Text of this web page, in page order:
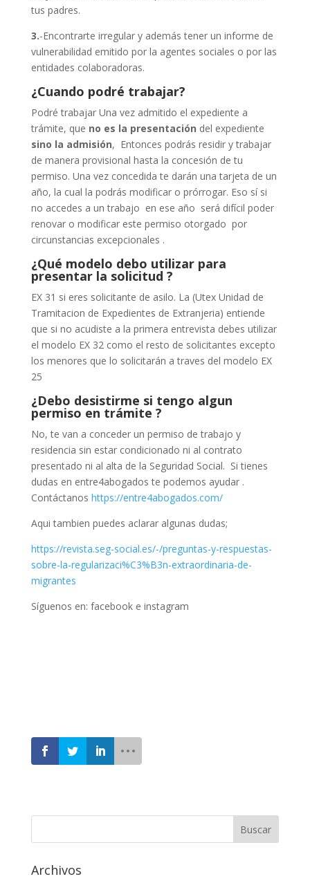
tus padres.
3.-Encontrarte irregular y además tener un informe de
vulnerabilidad emitido por la agentes sociales o por las
entidades colaboradoras.
¿Cuando podré trabajar?
Podré trabajar Una vez admitido el expediente a
trámite, que no es la presentación del expediente
sino la admisión, Entonces podrás residir y trabajar
de manera provisional hasta la concesión de tu
permiso. Una vez concedida te darán una tarjeta de un
año, la cual la podrás modificar o prórrogar. Eso sí si
no accedes a un trabajo en ese año será difícil poder
renovar o modificar este permiso otorgado por
circunstancias excepcionales .
¿Qué modelo debo utilizar para
presentar la solicitud ?
EX 31 si eres solicitante de asilo. La (Utex Unidad de
Tramitacion de Expedientes de Extranjeria) entiende
que si no acudiste a la primera entrevista debes utilizar
el modelo EX 32 como el resto de solicitantes excepto
los menores que lo solicitarán a traves del modelo EX
25
¿Debo desistirme si tengo algun
permiso en trámite ?
No, te van a conceder un permiso de trabajo y
residencia sin estar condicionado ni al contrato
presentado ni al alta de la Seguridad Social. Si tienes
dudas en entre4abogados te podemos ayudar .
Contáctanos https://entre4abogados.com/
Aqui tambien puedes aclarar algunas dudas;
https://revista.seg-social.es/-/preguntas-y-respuestas-
sobre-la-regularizaci%C3%B3n-extraordinaria-de-
migrantes
Síguenos en: facebook e instagram
Archivos